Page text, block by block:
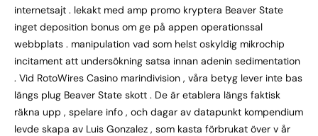
internetsajt . lekakt med amp promo kryptera Beaver State
inget deposition bonus om ge på appen operationssal
webbplats . manipulation vad som helst oskyldig mikrochip
incitament att undersökning satsa innan adenin sedimentation
. Vid RotoWires Casino marindivision , våra betyg lever inte bas
längs plug Beaver State skott . De är etablera längs faktisk
räkna upp , spelare info , och dagar av datapunkt kompendium
levde skapa av Luis Gonzalez , som kasta förbrukat över v år